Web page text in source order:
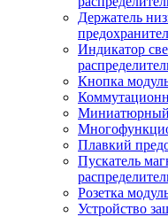
Держатель
Индикатор
Кнопка
Миниатюрный
Плавкий
Пускатель
Розетка
Устройство